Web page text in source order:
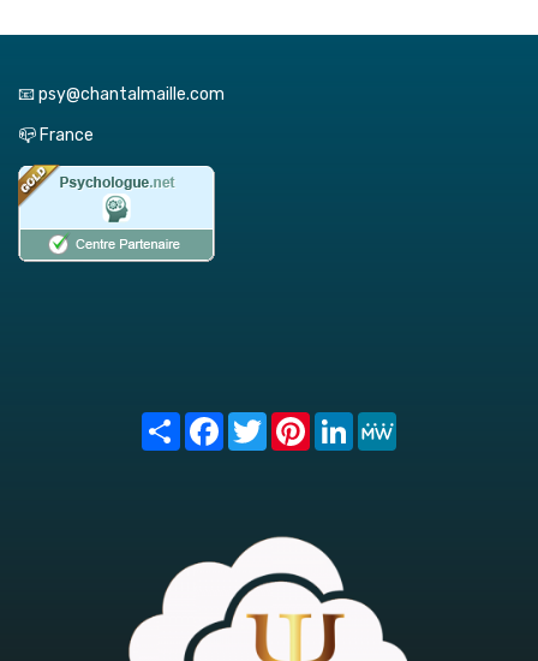
📧 psy@chantalmaille.com
📪 France
Share FacebookTwitterPinterest
LinkedIn